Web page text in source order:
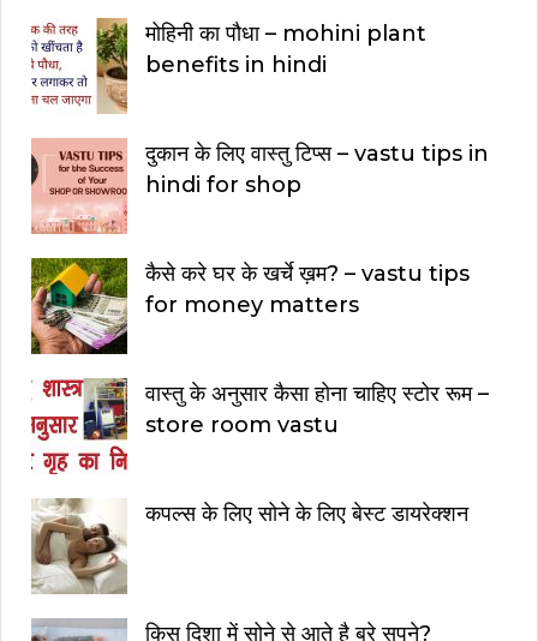
मोहिनी का पौधा – mohini plant
benefits in hindi
दुकान के लिए वास्तु टिप्स – vastu tips in
hindi for shop
कैसे करे घर के खर्चे ख़म? – vastu tips
for money matters
वास्तु के अनुसार कैसा होना चाहिए स्टोर रूम –
store room vastu
कपल्स के लिए सोने के लिए बेस्ट डायरेक्शन
किस दिशा में सोने से आते है बुरे सपने?